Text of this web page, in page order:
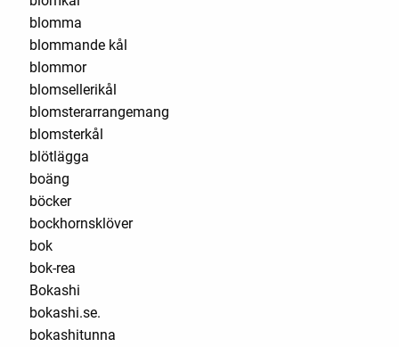
blomma
blommande kål
blommor
blomsellerikål
blomsterarrangemang
blomsterkål
blötlägga
boäng
böcker
bockhornsklöver
bok
bok-rea
Bokashi
bokashi.se.
bokashitunna